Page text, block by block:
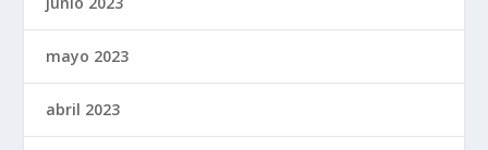
mayo 2023
abril 2023